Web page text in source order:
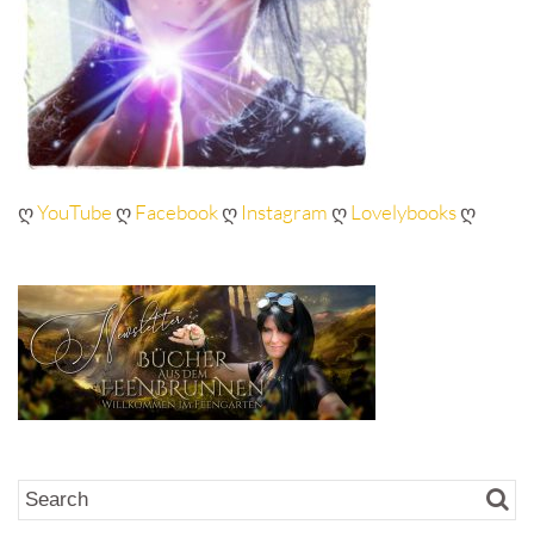
ღYouTubeღFacebookღ InstagramღLovelybooksღ